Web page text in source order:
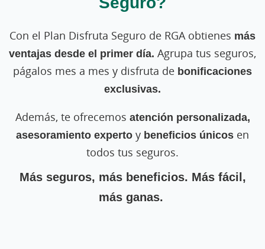
Con el Plan Disfruta Seguro de RGA obtienes más
ventajas desde el primer día. Agrupa tus seguros,
págalos mes a mes y disfruta de bonificaciones
exclusivas.
Además, te ofrecemos atención personalizada,
asesoramiento experto y beneficios únicos en
todos tus seguros.
Más seguros, más beneficios. Más fácil,
más ganas.